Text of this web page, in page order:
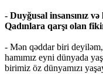
- Duyğusal insansınız
Qadınlara qarşı olan
- Mən qəddar biri
hamımız eyni dünyada
birimiz öz dünyamızı